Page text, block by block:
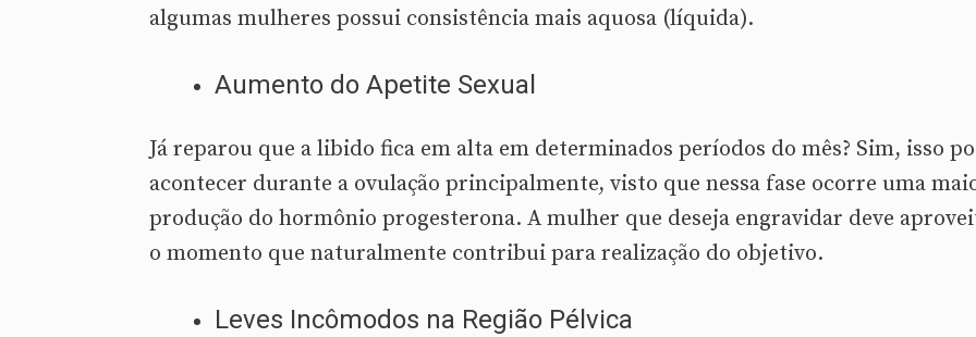
algumas mulheres possui consistência mais aquosa (líquida).
Aumento do Apetite Sexual
Já reparou que a libido fica em alta em determinados períodos do mês? Sim, isso
acontecer durante a ovulação principalmente, visto que nessa fase ocorre uma
produção do hormônio progesterona. A mulher que deseja engravidar deve
o momento que naturalmente contribui para realização do objetivo.
Leves Incômodos na Região Pélvica